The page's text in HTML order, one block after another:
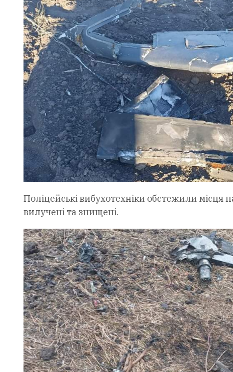
Поліцейські вибухотехніки обстежили місця
вилучені та знищені.